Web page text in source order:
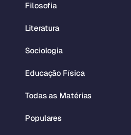
Filosofia
Literatura
Sociologia
Educação Física
Todas as Matérias
Populares